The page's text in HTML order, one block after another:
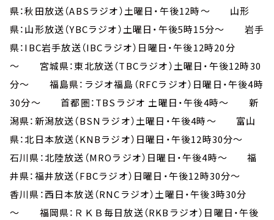
県：秋田放送（ABSラジオ）土曜日・午後12時～ 山形
県：山形放送（YBCラジオ）土曜日・午後5時15分～ 岩手
県：IBC岩手放送（IBCラジオ）日曜日・午後12時20分
～ 宮城県：東北放送（TBCラジオ）土曜日・午後12時30
分～ 福島県：ラジオ福島（RFCラジオ）日曜日・午後4時
30分～ 首都圏：TBSラジオ 土曜日・午後4時～ 新
潟県：新潟放送（BSNラジオ）土曜日・午後4時～ 富山
県：北日本放送（KNBラジオ）日曜日・午後12時30分～
石川県：北陸放送（MROラジオ）日曜日・午後4時～ 福
井県：福井放送（FBCラジオ）日曜日・午後12時30分～
香川県：西日本放送（RNCラジオ）土曜日・午後3時30分
～ 福岡県：ＲＫＢ毎日放送（RKBラジオ）日曜日・午後